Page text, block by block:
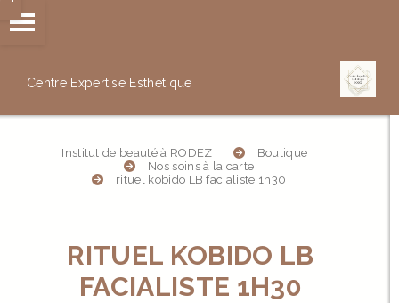
Centre Expertise Esthétique
Institut de beauté à RODEZ
Boutique
Nos soins à la carte
rituel kobido LB facialiste 1h30
RITUEL KOBIDO LB
FACIALISTE 1H30
Panneau de gestion des cookies